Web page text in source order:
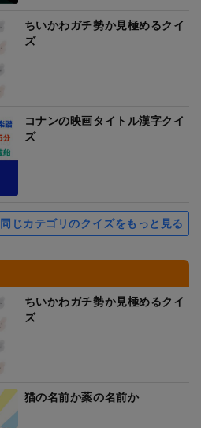
ちいかわガチ勢か見極めるクイ
ズ
コナンの映画タイトル漢字クイ
ズ
同じカテゴリのクイズをもっと見る
ちいかわガチ勢か見極めるクイ
ズ
猫の名前か薬の名前か